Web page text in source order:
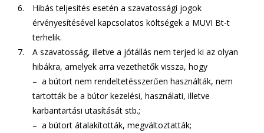
Hibás teljesítés esetén a szavatossági jogok
érvényesítésével kapcsolatos költségek a MUVI Bt-t
terhelik.
A szavatosság, illetve a jótállás nem terjed ki az olyan
hibákra, amelyek arra vezethetők vissza, hogy
– a bútort nem rendeltetésszerűen használták, nem
tartották be a bútor kezelési, használati, illetve
karbantartási utasítását stb.;
– a bútort átalakították, megváltoztatták;